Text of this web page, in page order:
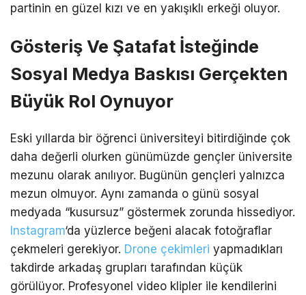
partinin en güzel kızı ve en yakışıklı erkeği oluyor.
Gösteriş Ve Şatafat İsteğinde
Sosyal Medya Baskısı Gerçekten
Büyük Rol Oynuyor
Eski yıllarda bir öğrenci üniversiteyi bitirdiğinde çok
daha değerli olurken günümüzde gençler üniversite
mezunu olarak anılıyor. Bugünün gençleri yalnızca
mezun olmuyor. Aynı zamanda o günü sosyal
medyada “kusursuz” göstermek zorunda hissediyor.
Instagram‘da yüzlerce beğeni alacak fotoğraflar
çekmeleri gerekiyor. Drone çekimleri yapmadıkları
takdirde arkadaş grupları tarafından küçük
görülüyor. Profesyonel video klipler ile kendilerini